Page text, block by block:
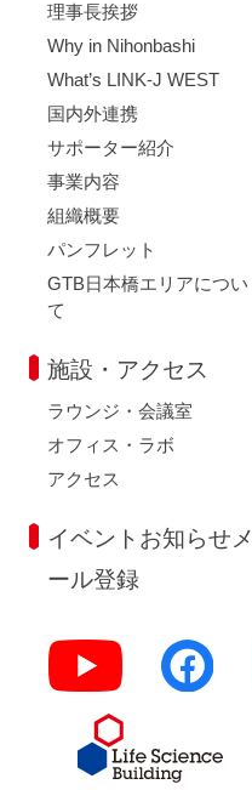
理事長挨拶
Why in Nihonbashi
What’s LINK-J WEST
国内外連携
サポーター紹介
事業内容
組織概要
パンフレット
GTB日本橋エリアについ
て
施設・アクセス
ラウンジ・会議室
オフィス・ラボ
アクセス
イベントお知らせメ
ール登録